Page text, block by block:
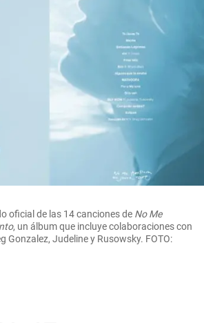
oficial de las 14 canciones de No Me
, un álbum que incluye colaboraciones con
Gonzalez, Judeline y Rusowsky. FOTO: